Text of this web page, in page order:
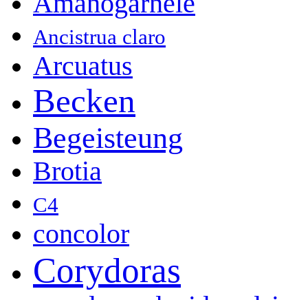
Ancistrua claro
Arcuatus
Becken
Begeisteung
Brotia
C4
concolor
Corydoras